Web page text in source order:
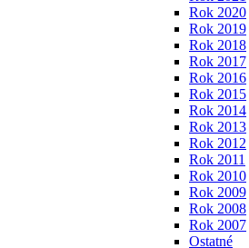
Rok 2020
Rok 2019
Rok 2018
Rok 2017
Rok 2016
Rok 2015
Rok 2014
Rok 2013
Rok 2012
Rok 2011
Rok 2010
Rok 2009
Rok 2008
Rok 2007
Ostatné